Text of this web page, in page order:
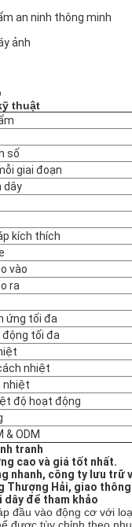
an ninh thông minh
ảnh
thuật
số
giai đoạn
dây
kích thích
vào
ra
ứng tối đa
động tối đa
nhiệt
nhiệt
độ hoạt động
& ODM
tranh
cao và giá tốt nhất.
nhanh, công ty lưu trữ
Thượng Hải, giao
dây để tham khảo
đầu vào động cơ với